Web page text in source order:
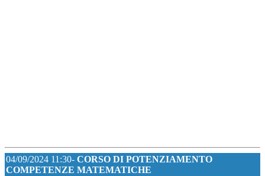
04/09/2024 11:30- CORSO DI POTENZIAMENTO
COMPETENZE MATEMATICHE